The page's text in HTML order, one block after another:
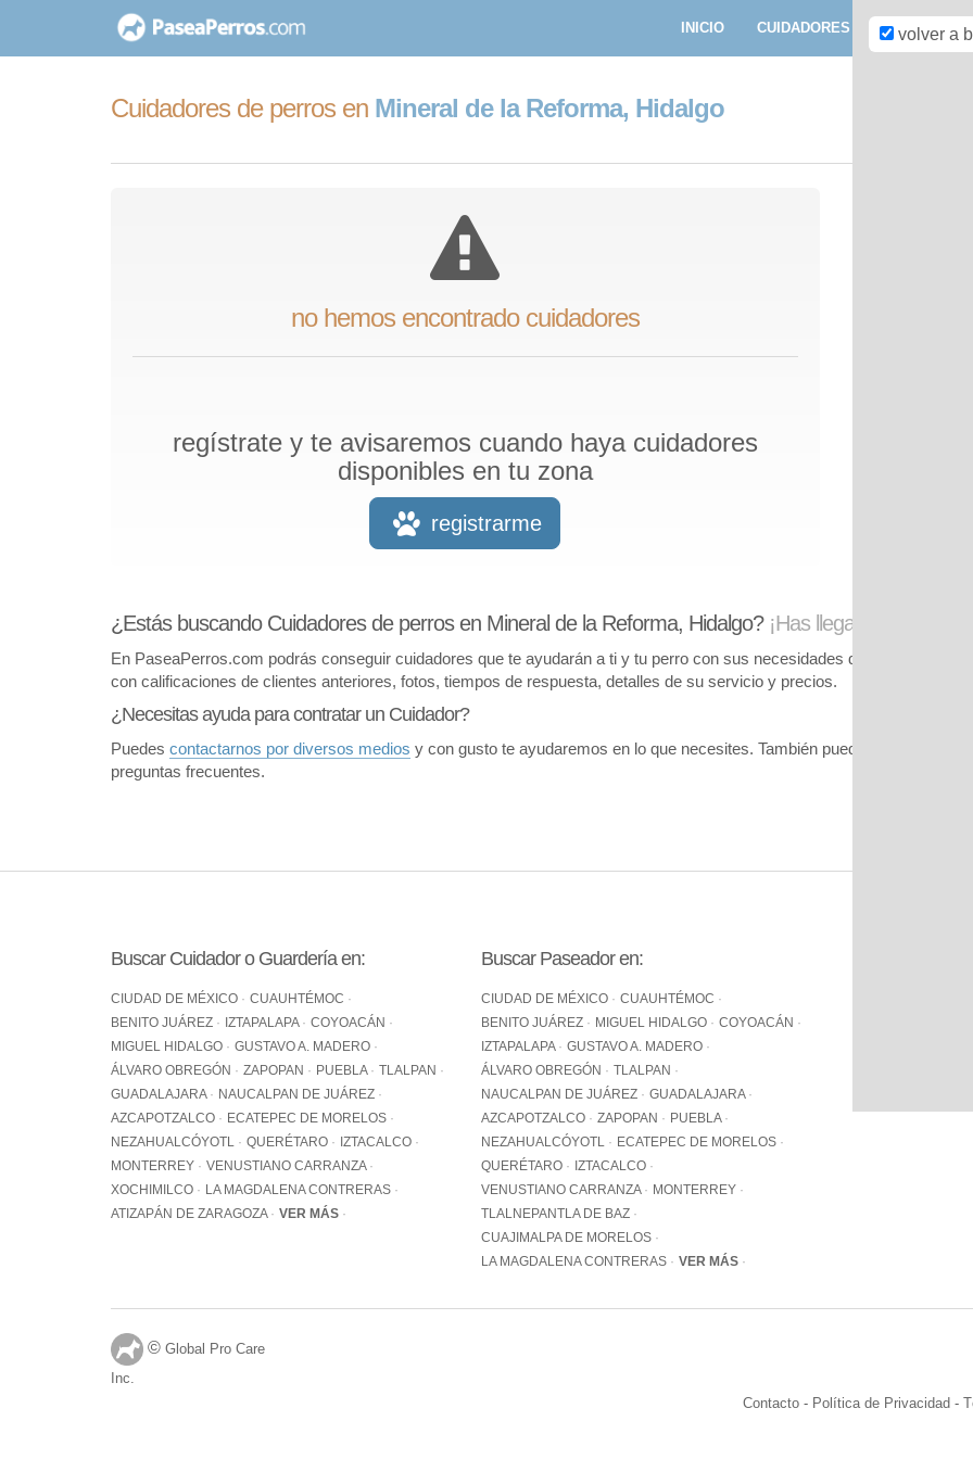
contenido
INICIO CUIDADORES
Cuidadores de perros en Mineral de la Reforma, Hidalgo
no hemos encontrado cuidadores
regístrate y te avisaremos cuando haya cuidadores
disponibles en tu zona
registrarme
volver a
¿Estás buscando Cuidadores de perros en Mineral de la Reforma, Hidalgo? ¡Has llegado al lugar
En PaseaPerros.com podrás conseguir cuidadores que te ayudarán a ti y tu perro con sus necesidades de cuidado.
con calificaciones de clientes anteriores, fotos, tiempos de respuesta, detalles de su servicio y precios.
¿Necesitas ayuda para contratar un Cuidador?
Puedes contactarnos por diversos medios y con gusto te ayudaremos en lo que necesites. También puedes visitar
preguntas frecuentes.
Buscar Cuidador o Guardería en:
CIUDAD DE MÉXICO
CUAUHTÉMOC
BENITO JUÁREZ
IZTAPALAPA
COYOACÁN
MIGUEL HIDALGO
GUSTAVO A. MADERO
ÁLVARO OBREGÓN
ZAPOPAN PUEBLA
TLALPAN
GUADALAJARA
NAUCALPAN DE JUÁREZ
AZCAPOTZALCO
ECATEPEC DE MORELOS
NEZAHUALCÓYOTL
QUERÉTARO
IZTACALCO
MONTERREY
VENUSTIANO CARRANZA
XOCHIMILCO
LA MAGDALENA CONTRERAS
ATIZAPÁN DE ZARAGOZA
VER MÁS
Buscar Paseador en:
CIUDAD DE MÉXICO
CUAUHTÉMOC
BENITO JUÁREZ
MIGUEL HIDALGO
COYOACÁN
IZTAPALAPA
GUSTAVO A. MADERO
ÁLVARO OBREGÓN
TLALPAN
NAUCALPAN DE JUÁREZ
GUADALAJARA
AZCAPOTZALCO
ZAPOPAN
PUEBLA
NEZAHUALCÓYOTL
ECATEPEC DE MORELOS
QUERÉTARO
IZTACALCO
VENUSTIANO CARRANZA
MONTERREY
TLALNEPANTLA DE BAZ
CUAJIMALPA DE MORELOS
LA MAGDALENA CONTRERAS
VER MÁS
Contacto - Política de Privacidad -
© Global Pro Care
Inc.